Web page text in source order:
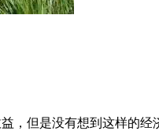
，但是没有想到这样的